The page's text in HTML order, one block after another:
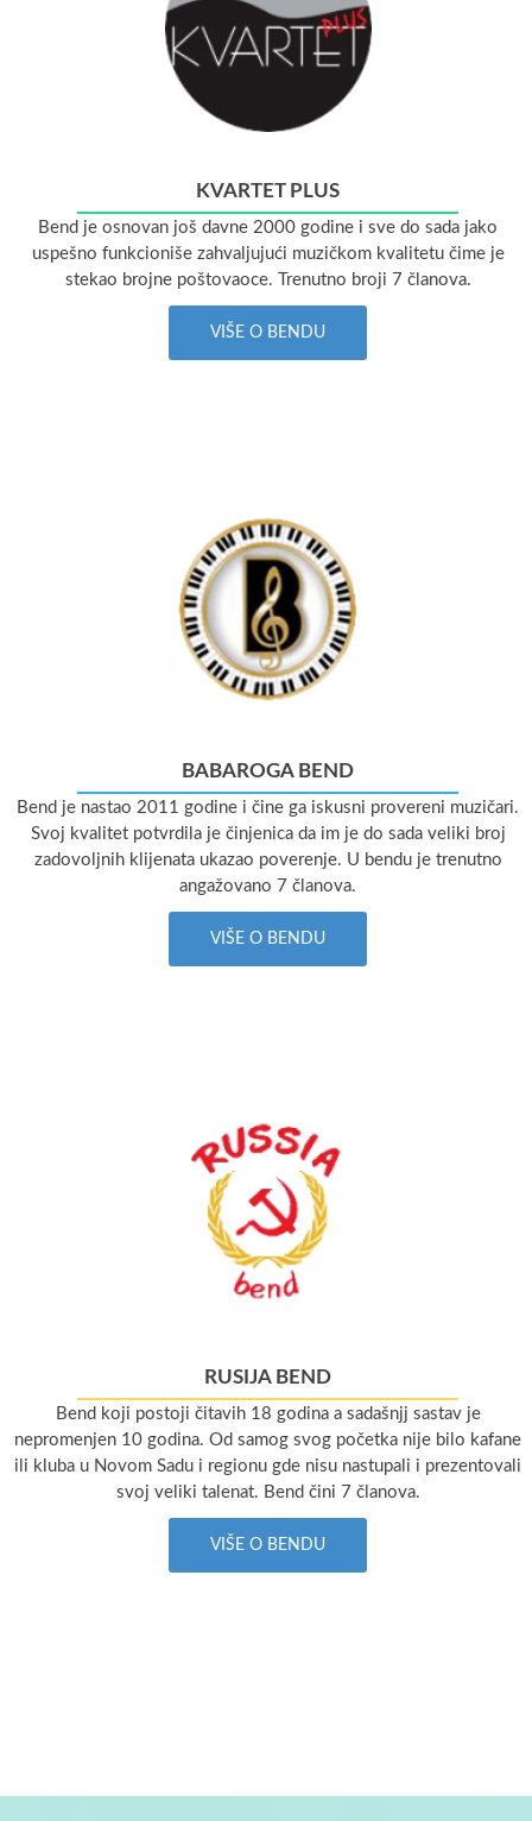
KVARTET PLUS
Bend je osnovan još davne 2000 godine i sve do sada jako
uspešno funkcioniše zahvaljujući muzičkom kvalitetu čime je
stekao brojne poštovaoce. Trenutno broji 7 članova.
VIŠE O BENDU
BABAROGA BEND
Bend je nastao 2011 godine i čine ga iskusni provereni muzičari.
Svoj kvalitet potvrdila je činjenica da im je do sada veliki broj
zadovoljnih klijenata ukazao poverenje. U bendu je trenutno
angažovano 7 članova.
VIŠE O BENDU
RUSIJA BEND
Bend koji postoji čitavih 18 godina a sadašnjj sastav je
nepromenjen 10 godina. Od samog svog početka nije bilo kafane
ili kluba u Novom Sadu i regionu gde nisu nastupali i prezentovali
svoj veliki talenat. Bend čini 7 članova.
VIŠE O BENDU